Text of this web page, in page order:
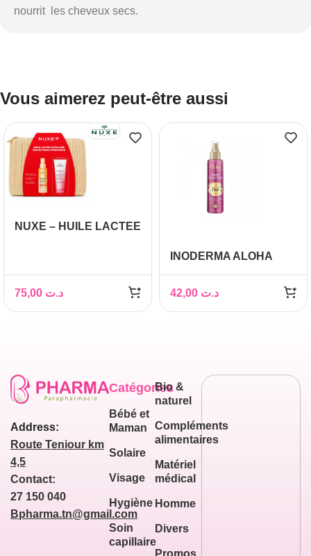
nourrit les cheveux secs.
Vous aimerez peut-être aussi
NUXE – HUILE LACTEE
HYDRATANTE +
GELLEE DE DOUCHE
د.ت
INODERMA ALOHA
TAHITI PAILLETEE
PINK SPRAY 150ML
د.ت
Address:
Route Teniour km
4,5
Contact:
27 150 040
Bpharma.tn@gmail.com
Catégories
Bébé et
Maman
Solaire
Visage
Hygiène
Soin
capillaire
Bio &
naturel
Compléments
alimentaires
Matériel
médical
Homme
Divers